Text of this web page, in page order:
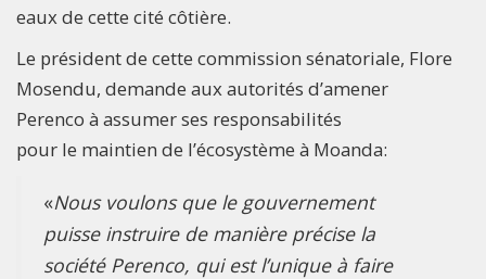
eaux de cette cité côtière.
Le président de cette commission sénatoriale, Flore
Mosendu, demande aux autorités d’amener
Perenco à assumer ses responsabilités
pour le maintien de l’écosystème à Moanda:
«Nous voulons que le gouvernement
puisse instruire de manière précise la
société Perenco, qui est l’unique à faire